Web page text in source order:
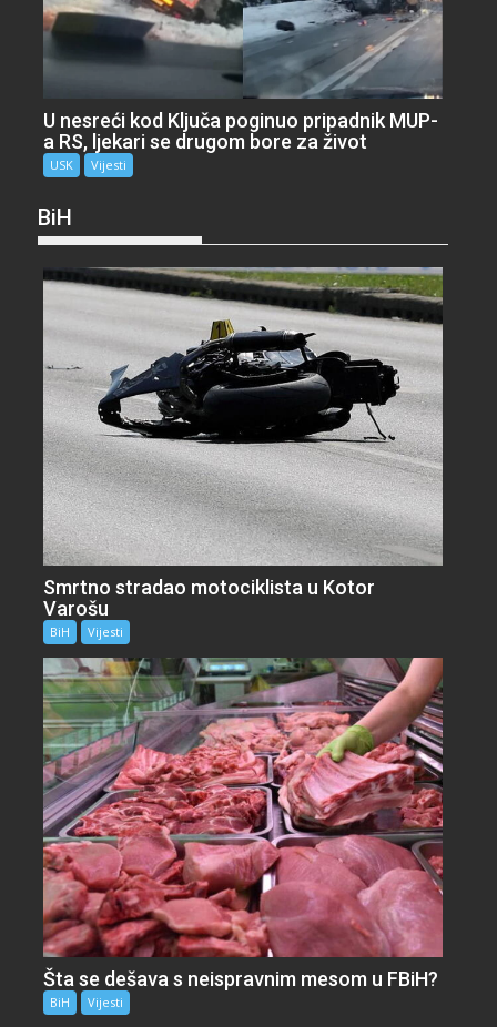
U nesreći kod Ključa poginuo pripadnik MUP-
a RS, ljekari se drugom bore za život
USK Vijesti
BiH
Smrtno stradao motociklista u Kotor
Varošu
BiH Vijesti
Šta se dešava s neispravnim mesom u FBiH?
BiH Vijesti